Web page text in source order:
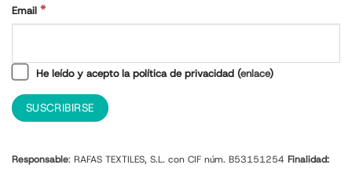
Email *
He leído y acepto la política de privacidad (enlace)
Responsable: RAFAS TEXTILES, S.L. con CIF núm. B53151254 Finalidad: